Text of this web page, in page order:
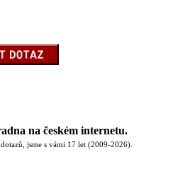
na českém internetu.
jsme s vámi 17 let (2009-2026).